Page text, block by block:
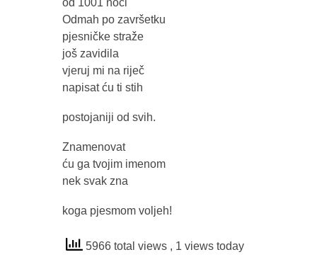
od 1001 noći
Odmah po završetku
pjesničke straže
još zavidila
vjeruj mi na riječ
napisat ću ti stih
postojaniji od svih.
Znamenovat
ću ga tvojim imenom
nek svak zna
koga pjesmom voljeh!
5966 total views , 1 views today